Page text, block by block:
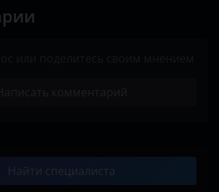
Найти специалиста